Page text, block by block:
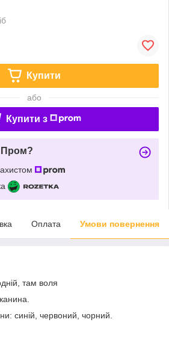
Купити
або
Купити з
Пром?
Оплата Умови повернення
там воля
синій, червоний, чорний.